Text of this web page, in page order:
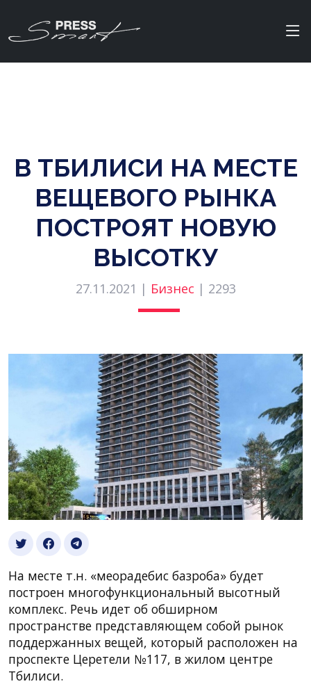
В ТБИЛИСИ НА МЕСТЕ
ВЕЩЕВОГО РЫНКА
ПОСТРОЯТ НОВУЮ
ВЫСОТКУ
27.11.2021 | Бизнес | 2293
На месте т.н. «меорадебис базроба» будет
построен многофункциональный высотный
комплекс. Речь идет об обширном
пространстве представляющем собой рынок
поддержанных вещей, который расположен на
проспекте Церетели №117, в жилом центре
Тбилиси.